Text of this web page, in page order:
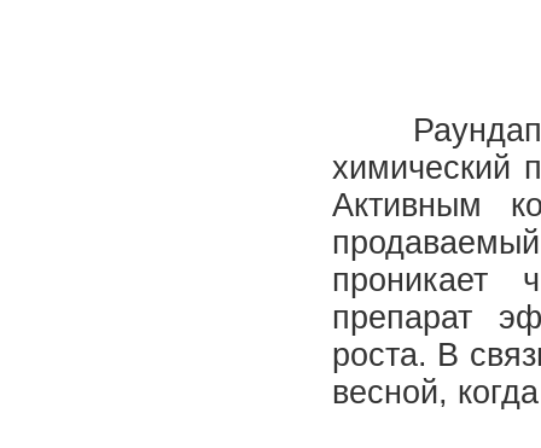
Раундап
химический
Активным
проникает
препарат
роста. В
весной,